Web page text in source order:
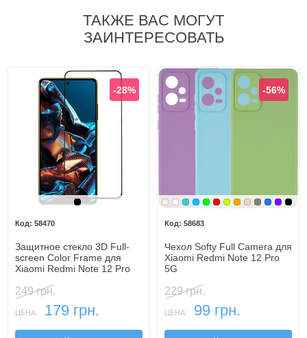
ТАКЖЕ ВАС МОГУТ
ЗАИНТЕРЕСОВАТЬ
Черный
-28%
58470
Защитное стекло 3D Full-
screen Color Frame для
Xiaomi Redmi Note 12 Pro
249 грн.
ЦЕНА: 179 грн.
Бежевый
Белый
Бирюзовый
Голубой
Зеленый
Красный
Лайм
Оранжевый
Розовый
Серый
Синий
-56%
58683
Чехол Softy Full Camera для
Xiaomi Redmi Note 12 Pro
5G
229 грн.
ЦЕНА: 99 грн.